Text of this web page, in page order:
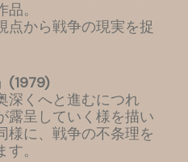
。
点から戦争の現実を捉
(1979)
深くへと進むにつれ
露呈していく様を描い
様に、戦争の不条理を
。